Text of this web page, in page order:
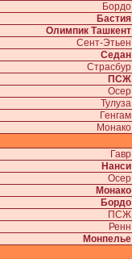
Бордо
Бастия
Олимпик Ташкент
Сент-Этьен
Седан
Страсбур
ПСЖ
Осер
Тулуза
Генгам
Монако
Гавр
Нанси
Осер
Монако
Бордо
ПСЖ
Ренн
Монпелье